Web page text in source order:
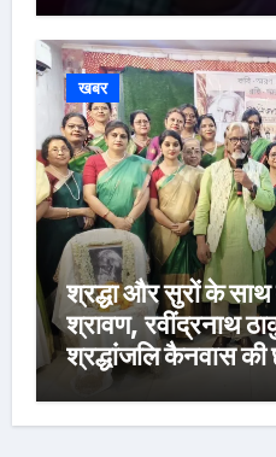
खबर
श्रद्धा और सुरों के साथ
श्रावण, रवींद्रनाथ
श्रद्धांजलि कैनवास की
बांधा समां